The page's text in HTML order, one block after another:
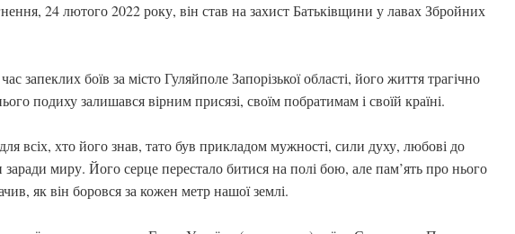
24 лютого 2022 року, він став на захист Батьківщини у лавах Збройних
запеклих боїв за місто Гуляйполе Запорізької області, його життя трагічно
подиху залишався вірним присязі, своїм побратимам і своїй країні.
всіх, хто його знав, тато був прикладом мужності, сили духу, любові до
миру. Його серце перестало битися на полі бою, але пам’ять про нього
як він боровся за кожен метр нашої землі.